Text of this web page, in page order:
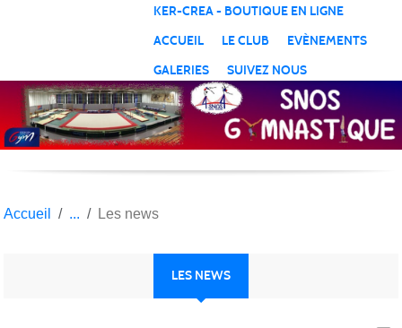
KER-CREA - BOUTIQUE EN LIGNE
ACCUEIL
LE CLUB
EVÈNEMENTS
GALERIES
SUIVEZ NOUS
Accueil Les news
LES NEWS
Panneau de gestion des cookies